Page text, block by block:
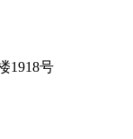
1918号